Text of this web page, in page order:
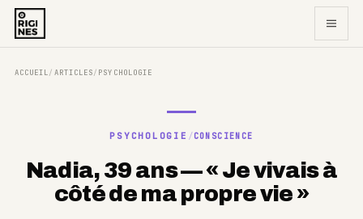
ACCUEIL / ARTICLES / PSYCHOLOGIE
PSYCHOLOGIE /CONSCIENCE
Nadia, 39 ans — « Je vivais à
côté de ma propre vie »